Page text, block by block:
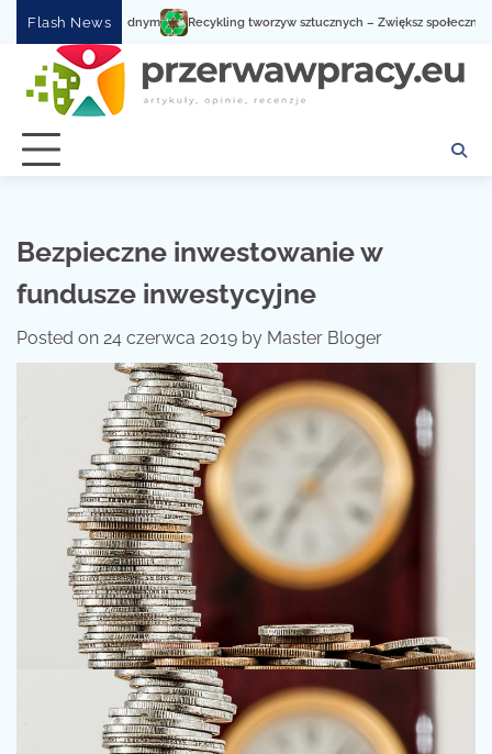
content
Flash News Recykling tworzyw sztucznych – Zwiększ społeczną
Bezpieczne inwestowanie w
fundusze inwestycyjne
Posted on 24 czerwca 2019 by Master Bloger